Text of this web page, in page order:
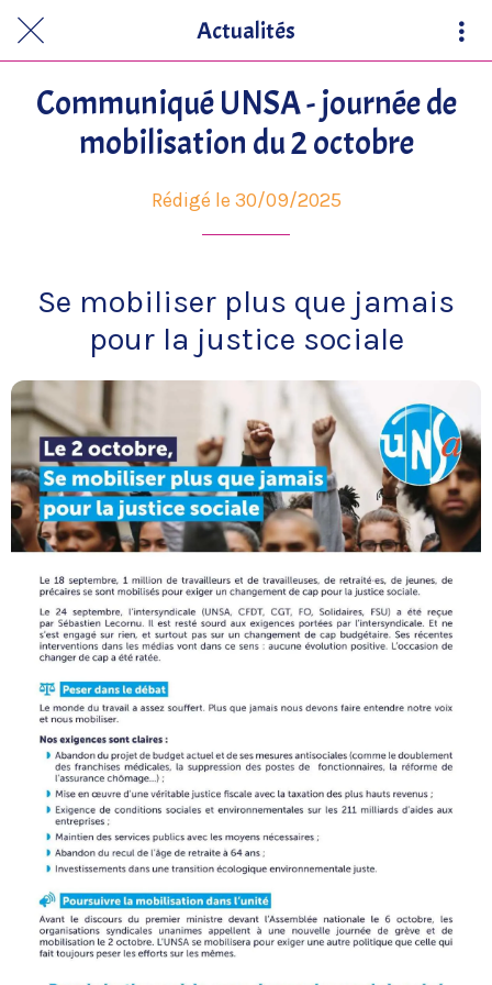
Actualités
Communiqué UNSA - journée de
mobilisation du 2 octobre
Rédigé le 30/09/2025
Se mobiliser plus que jamais
pour la justice sociale